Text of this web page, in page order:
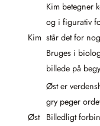
Kim
Kim betegner
og i figurativ
står det for
Bruges i
billede på
Øst
Øst er
gry peger
Billedligt